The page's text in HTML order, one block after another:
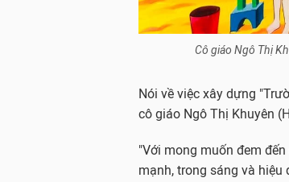
Cô giáo Ngô Thị
Nói về việc xây dựng
cô giáo Ngô Thị Khuyên
"Với mong muốn đem
mạnh, trong sáng và hiệu